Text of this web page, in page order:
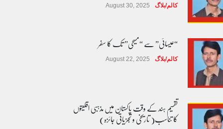
کالم/بلاگ August 30, 2025
“عیسائی” سے “مسیحی” تک کا سفر
کالم/بلاگ August 22, 2025
تقسیم ہند کے وقت پاکستان میں مذہبی اقلیتوں
کا تناسب( تاریخی و تجزیاتی جائزہ)